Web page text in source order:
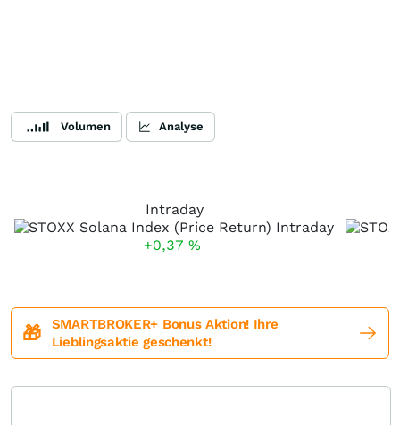
Volumen Analyse
Intraday
+0,37 %
🎁
SMARTBROKER+ Bonus Aktion! Ihre
Lieblingsaktie geschenkt!